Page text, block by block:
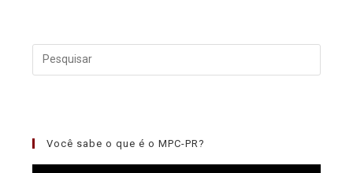
Você sabe o que é o MPC-PR?